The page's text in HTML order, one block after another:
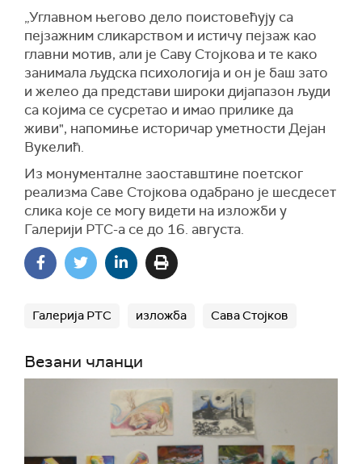
„Углавном његово дело поистовећују са
пејзажним сликарством и истичу пејзаж као
главни мотив, али је Саву Стојкова и те како
занимала људска психологија и он је баш зато
и желео да представи широки дијапазон људи
са којима се сусретао и имао прилике да
живи", напомиње историчар уметности Дејан
Вукелић.
Из монументалне заоставштине поетског
реализма Саве Стојкова одабрано је шесдесет
слика које се могу видети на изложби у
Галерији РТС-а се до 16. августа.
Галерија РТС изложба Сава Стојков
Везани чланци